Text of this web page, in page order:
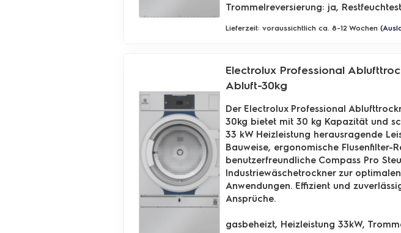
Trommelreversierung: ja,
Lieferzeit: voraussichtlich ca. 8-12 Wochen
Electrolux Professional
Abluft-30kg
Der Electrolux Professional
30kg bietet mit 30 kg Kapazität und
33 kW Heizleistung herausragende
Bauweise, ergonomische Flusenfilter-
benutzerfreundliche Compass Pro
Industriewäschetrockner zur
Anwendungen. Effizient und
Ansprüche.
gasbeheizt, Heizleistung 33kW,